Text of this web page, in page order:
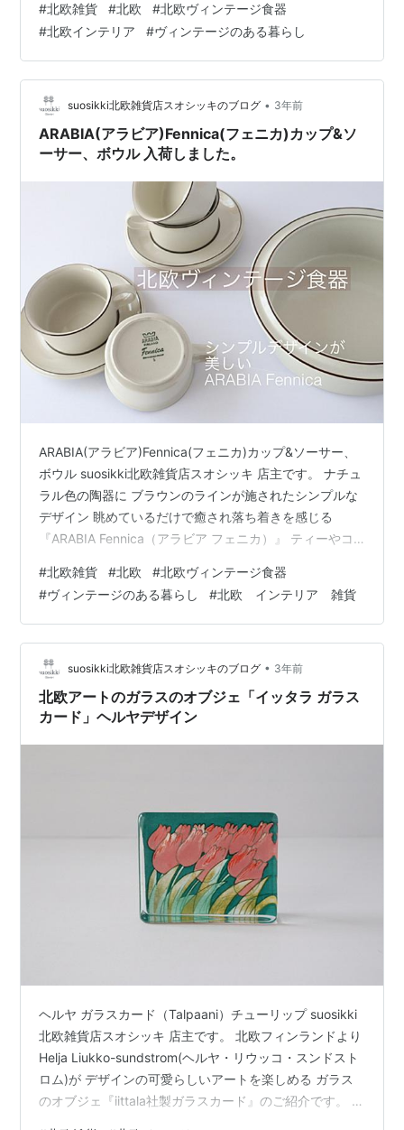
しいガラスのピッチャーになります。水差しとして用い
られたものになります。 今では、花瓶にしたりインテリ
アの飾りにも用いられています。 pikku-suosikki.com
pikku-suosikki.com pi…
#北欧雑貨 #北欧 #北欧ヴィンテージ食器
#北欧インテリア #ヴィンテージのある暮らし
suosikki北欧雑貨店スオシッキのブログ • 3年前
ARABIA(アラビア)Fennica(フェニカ)カップ&ソ
ーサー、ボウル 入荷しました。
ARABIA(アラビア)Fennica(フェニカ)カップ&ソーサー、
ボウル suosikki北欧雑貨店スオシッキ 店主です。 ナチュ
ラル色の陶器に ブラウンのラインが施されたシンプルな
デザイン 眺めているだけで癒され落ち着きを感じる
『ARABIA Fennica（アラビア フェニカ）』 ティーやコ
のカップ フィンランドではティーカップには ティーはも
ちろんコーヒーにも用いられます。 ARABIA Fennicaシリ
ーズは下記よりご覧いただけます。↓ pikku-
suosikki.com 今回1点のみ入荷の、 『キャセロール（ボ
ウル）23c…
#北欧雑貨 #北欧 #北欧ヴィンテージ食器
#ヴィンテージのある暮らし #北欧 インテリア 雑貨
suosikki北欧雑貨店スオシッキのブログ • 3年前
北欧アートのガラスのオブジェ「イッタラ ガラス
カード」ヘルヤデザイン
ヘルヤ ガラスカード（Talpaani）チューリップ suosikki
北欧雑貨店スオシッキ 店主です。 北欧フィンランドより
Helja Liukko-sundstrom(ヘルヤ・リウッコ・スンドスト
ロム)が デザインの可愛らしいアートを楽しめる ガラス
のオブジェ『iittala社製ガラスカード』のご紹介です。 北